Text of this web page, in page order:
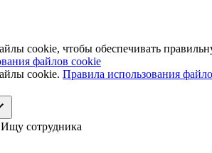
cookie, чтобы обеспечивать
файлов cookie
cookie. Правила использования
Ищу сотрудника